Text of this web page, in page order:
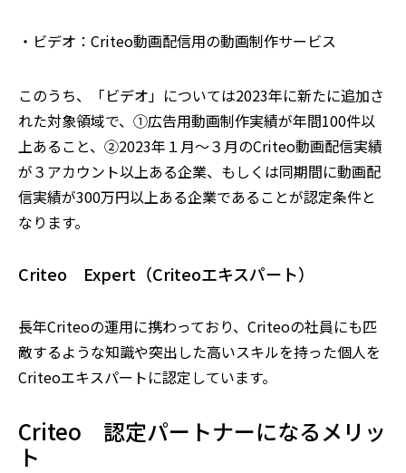
・ビデオ：Criteo動画配信用の動画制作サービス
このうち、「ビデオ」については2023年に新たに追加さ
れた対象領域で、①広告用動画制作実績が年間100件以
上あること、②2023年１月～３月のCriteo動画配信実績
が３アカウント以上ある企業、もしくは同期間に動画配
信実績が300万円以上ある企業であることが認定条件と
なります。
Criteo Expert（Criteoエキスパート）
長年Criteoの運用に携わっており、Criteoの社員にも匹
敵するような知識や突出した高いスキルを持った個人を
Criteoエキスパートに認定しています。
Criteo 認定パートナーになるメリッ
ト